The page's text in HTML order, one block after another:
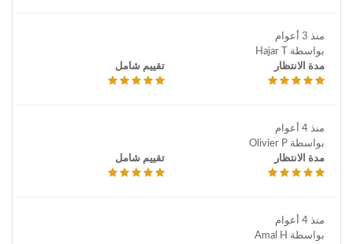
منذ 3 أعوام
بواسطة Hajar T
مدة الانتظار
تقييم شامل
منذ 4 أعوام
بواسطة Olivier P
مدة الانتظار
تقييم شامل
منذ 4 أعوام
بواسطة Amal H